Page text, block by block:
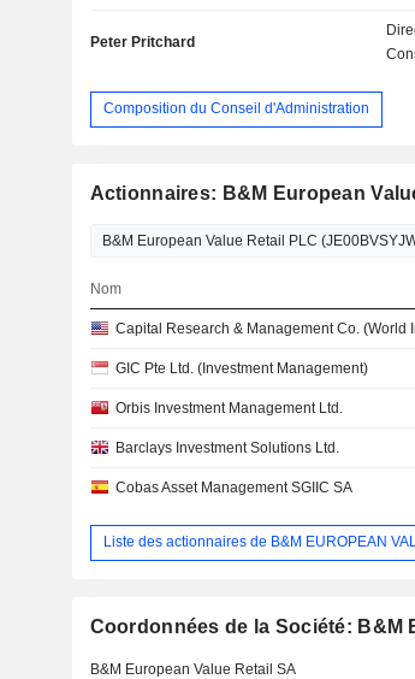
Peter Pritchard
Composition du Conseil d'Administration
Actionnaires: B&M European
Nom
Capital Research & Management Co. (World
GIC Pte Ltd. (Investment Management)
Orbis Investment Management Ltd.
Barclays Investment Solutions Ltd.
Cobas Asset Management SGIIC SA
Liste des actionnaires de B&M EUROPEAN
Coordonnées de la Société: B&M
B&M European Value Retail SA